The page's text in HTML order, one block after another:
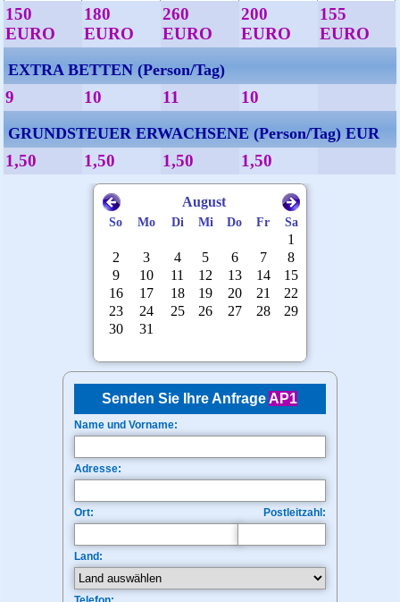
150
EURO
180
EURO
260
EURO
200
EURO
155
EURO
EXTRA BETTEN (Person/Tag)
9 10 11 10
GRUNDSTEUER ERWACHSENE (Person/Tag) EUR
1,50 1,50 1,50 1,50
Senden Sie Ihre AnfrageAP1
Name und Vorname:
Adresse:
Ort: Postleitzahl:
Land: